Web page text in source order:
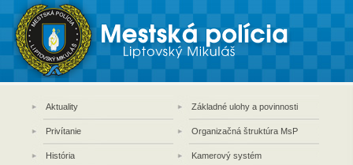
Aktuality Základné ulohy a povinnosti
Privítanie Organizačná štruktúra MsP
História Kamerový systém